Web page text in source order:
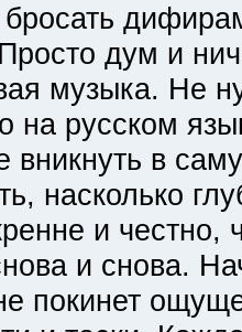
дум и
музыка. Не
на русском
в
насколько
и честно,
и снова.
покинет